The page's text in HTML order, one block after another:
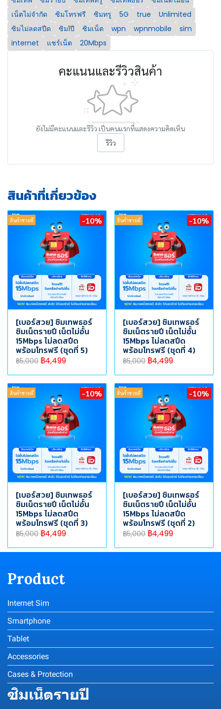
เน็ตไม่จำกัด
ซิมโทรฟรี ซิมทรู 5G true
Unlimited
ซิมไม่ลดสปีด
ซิม1ปี ซิมเน็ต wpn wpnmobile
sim
internet
แชร์เน็ต 20Mbps
คะแนนและรีวิวสินค้า
ยังไม่มีคะแนนและรีวิว เป็นคนแรกที่แสดงความคิดเห็น
รีวิว
สินค้าที่เกี่ยวข้อง
สินค้าขายดี -10%
[เบอร์สวย] ซิมเทพธอร์
ซิมเน็ตรายปี เน็ตไม่อั้น
15Mbps ไม่ลดสปีด
พร้อมโทรฟรี (ชุดที่ 5)
฿5,000 ฿4,499
สินค้าขายดี -10%
[เบอร์สวย] ซิมเทพธอร์
ซิมเน็ตรายปี เน็ตไม่อั้น
15Mbps ไม่ลดสปีด
พร้อมโทรฟรี (ชุดที่ 4)
฿5,000 ฿4,499
สินค้าขายดี -10%
[เบอร์สวย] ซิมเทพธอร์
ซิมเน็ตรายปี เน็ตไม่อั้น
15Mbps ไม่ลดสปีด
พร้อมโทรฟรี (ชุดที่ 3)
฿5,000 ฿4,499
สินค้าขายดี -10%
[เบอร์สวย] ซิมเทพธอร์
ซิมเน็ตรายปี เน็ตไม่อั้น
15Mbps ไม่ลดสปีด
พร้อมโทรฟรี (ชุดที่ 2)
฿5,000 ฿4,499
Product
Internet Sim
Smartphone
Tablet
Accessories
Cases & Protection
ซิมเน็ตรายปี